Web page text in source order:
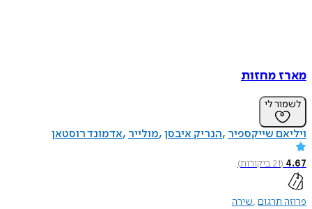
מארז מחזות
לשמור לי
ויליאם שייקספיר הנריק איבסן מולייר אדמונד רוסטאן
4.67
(
21ביקורות)
פרוזה תרגום שירה